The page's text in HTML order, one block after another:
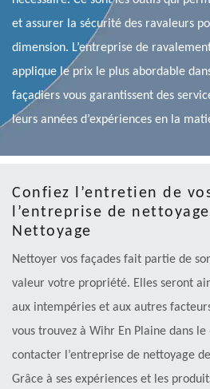
et assurer la sécurité des ravaleurs
dimension. L’entreprise de
applique le prix le plus abordable
façadiers vous garantissent des
leurs années d’expériences en la
Confiez l’entretien de
l’entreprise de
Nettoyage
Nettoyer vos façades fait partie de
valeur votre propriété. Elles seront
aux intempéries et aux autres
vous trouvez à Wihr En Plaine dans le
contacter l’entreprise de nettoyage
Grâce à ses expériences et les